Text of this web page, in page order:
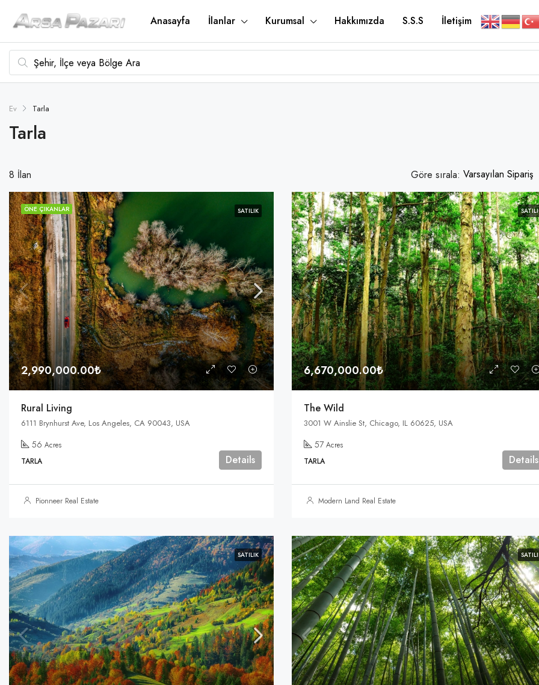
Anasayfa İlanlar Kurumsal Hakkımızda S.S.S İletişim
Ev Tarla
Tarla
8 İlan Göre sırala: Varsayılan Sipariş
ÖNE ÇIKANLAR SATILIK
2,990,000.00₺
Rural Living
6111 Brynhurst Ave, Los Angeles, CA 90043, USA
56 Acres
TARLA
Details
Pionneer Real Estate
6,670,000.00₺
The Wild
3001 W Ainslie St, Chicago, IL 60625, USA
57 Acres
TARLA
Details
Modern Land Real Estate
SATILIK
ÖNE ÇIKANLAR
590,000.00₺
905 Brickell Bay Dr, Miami, FL